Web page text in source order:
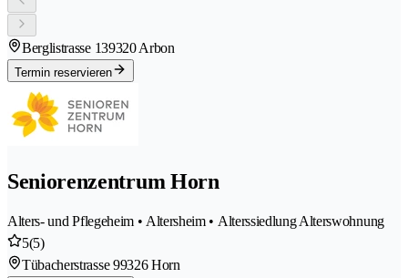
Berglistrasse 139320 Arbon
Termin reservieren
Seniorenzentrum Horn
Alters- und Pflegeheim • Altersheim • Alterssiedlung Alterswohnung
5(5)
Tübacherstrasse 99326 Horn